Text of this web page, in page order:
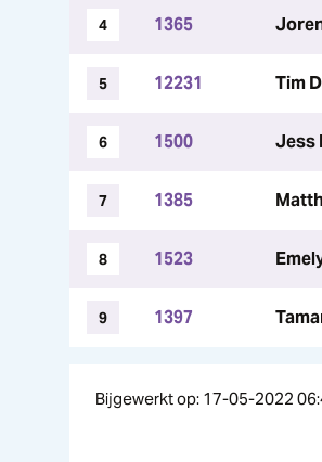
4 1365
5 12231 Tim
6 1500 Jess
7 1385
8 1523
9 1397
Bijgewerkt op: 17-05-2022